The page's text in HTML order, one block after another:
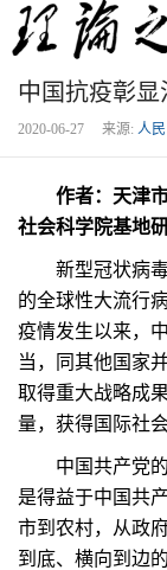
中国抗疫彰
2020-06-27 来源: 人
作者：天津
社会科学院基地
新型冠状病毒
的全球性大流行
疫情发生以来，
当，同其他国家
取得重大战略成
量，获得国际社
中国共产党的
是得益于中国共
市到农村，从政
到底、横向到边